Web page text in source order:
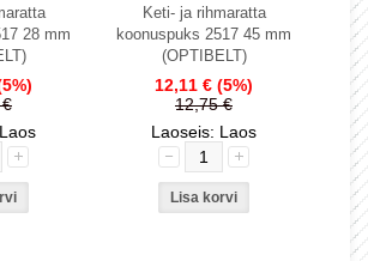
28 mm
Keti- ja rihmaratta
koonuspuks 2517 45 mm
(OPTIBELT)
12,11 € (5%)
12,75 €
Laoseis: Laos